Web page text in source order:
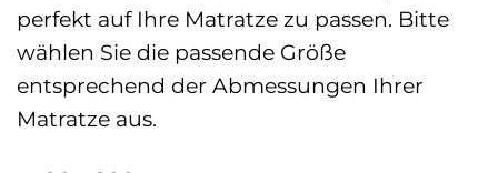
perfekt auf Ihre Matratze zu passen. Bitte
wählen Sie die passende Größe
entsprechend der Abmessungen Ihrer
Matratze aus.